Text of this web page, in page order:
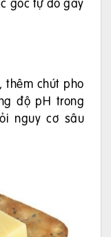
thêm chút pho
độ pH trong
nguy cơ sâu